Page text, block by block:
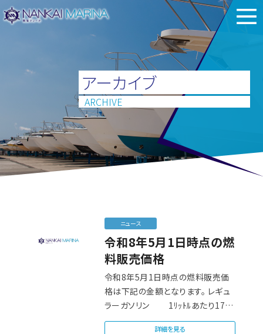
アーカイブ
ARCHIVE
ニュース
令和8年5月1日時点の燃
料販売価格
令和8年5月1日時点の燃料販売価
格は下記の金額となります。 レギュ
ラーガソリン 1ﾘｯﾄﾙあたり17…
詳細を見る